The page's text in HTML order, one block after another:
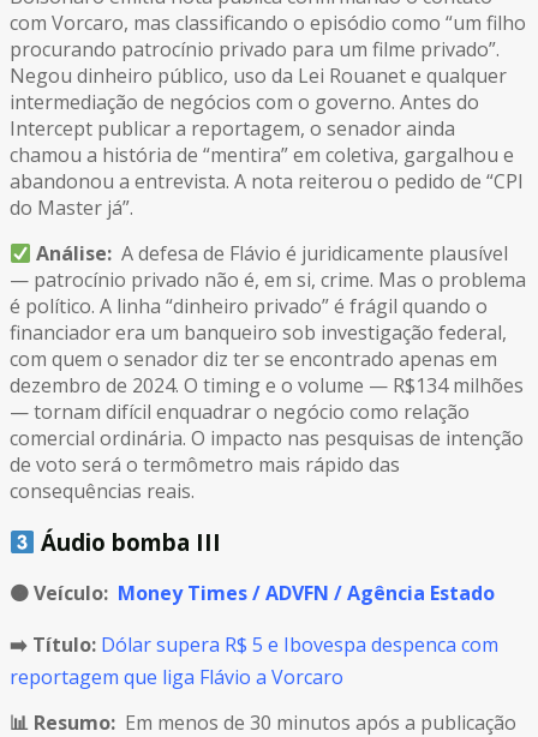
com Vorcaro, mas classificando o episódio como “um filho
procurando patrocínio privado para um filme privado”.
Negou dinheiro público, uso da Lei Rouanet e qualquer
intermediação de negócios com o governo. Antes do
Intercept publicar a reportagem, o senador ainda
chamou a história de “mentira” em coletiva, gargalhou e
abandonou a entrevista. A nota reiterou o pedido de “CPI
do Master já”.
Análise:A defesa de Flávio é juridicamente plausível
— patrocínio privado não é, em si, crime. Mas o problema
é político. A linha “dinheiro privado” é frágil quando o
financiador era um banqueiro sob investigação federal,
com quem o senador diz ter se encontrado apenas em
dezembro de 2024. O timing e o volume — R$134 milhões
— tornam difícil enquadrar o negócio como relação
comercial ordinária. O impacto nas pesquisas de intenção
de voto será o termômetro mais rápido das
consequências reais.
Áudio bomba III
🟠Veículo: Money Times / ADVFN / Agência Estado
➡️ Título: Dólar supera R$ 5 e Ibovespa despenca com
reportagem que liga Flávio a Vorcaro
📊 Resumo: Em menos de 30 minutos após a publicação